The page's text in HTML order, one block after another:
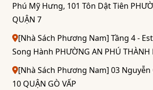
Phú Mỹ Hưng, 101 Tôn Dật Tiên
QUẬN 7
[Nhà Sách Phương Nam] Tầng 4 -
Song Hành PHƯỜNG AN PHÚ
[Nhà Sách Phương Nam] 03 Nguyễn
10 QUẬN GÒ VẤP